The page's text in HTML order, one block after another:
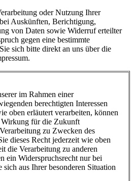
oder Nutzung Ihrer
Auskünften, Berichtigung,
von Daten sowie Widerruf erteilter
gegen eine bestimmte
sich bitte direkt an uns über die
im Rahmen einer
berechtigten Interessen
oben erläutert verarbeiten, können
Wirkung für die Zukunft
zu Zwecken des
dieses Recht jederzeit wie oben
die Verarbeitung zu anderen
ein Widerspruchsrecht nur bei
aus Ihrer besonderen Situation